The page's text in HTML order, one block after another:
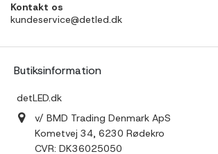
Kontakt os
kundeservice@detled.dk
Butiksinformation
detLED.dk
v/ BMD Trading Denmark ApS
Kometvej 34, 6230 Rødekro
CVR: DK36025050